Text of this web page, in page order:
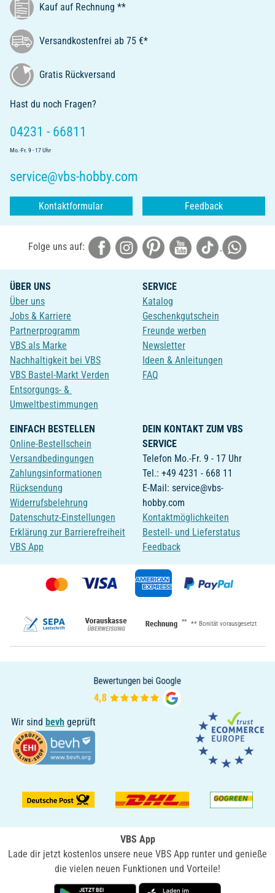
Kauf auf Rechnung **
Versandkostenfrei ab 75 €*
Gratis Rückversand
Hast du noch Fragen?
04231 - 66811
Mo.-Fr. 9 - 17 Uhr
service@vbs-hobby.com
Kontaktformular Feedback
Folge uns auf:
ÜBER UNS
Über uns
Jobs & Karriere
Partnerprogramm
VBS als Marke
Nachhaltigkeit bei VBS
VBS Bastel-Markt Verden
Entsorgungs- &
Umweltbestimmungen
SERVICE
Katalog
Geschenkgutschein
Freunde werben
Newsletter
Ideen & Anleitungen
FAQ
EINFACH BESTELLEN
Online-Bestellschein
Versandbedingungen
Zahlungsinformationen
Rücksendung
Widerrufsbelehrung
Datenschutz-Einstellungen
Erklärung zur Barrierefreiheit
VBS App
DEIN KONTAKT ZUM VBS
SERVICE
Telefon Mo.-Fr. 9 - 17 Uhr
Tel.: +49 4231 - 668 11
E-Mail: service@vbs-
hobby.com
Kontaktmöglichkeiten
Bestell- und Lieferstatus
Feedback
** ** Bonität vorausgesetzt
Wir sind bevh geprüft
VBS App
Lade dir jetzt kostenlos unsere neue VBS App runter und genieße
die vielen neuen Funktionen und Vorteile!